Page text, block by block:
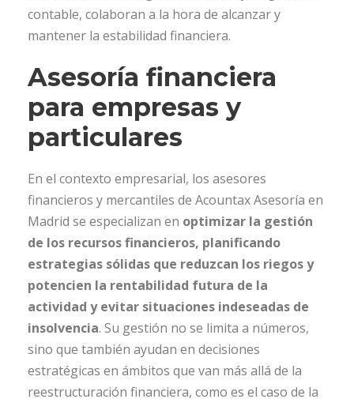
contable, colaboran a la hora de alcanzar y
mantener la estabilidad financiera.
Asesoría financiera
para empresas y
particulares
En el contexto empresarial, los asesores
financieros y mercantiles de Acountax Asesoría en
Madrid se especializan en optimizar la gestión
de los recursos financieros, planificando
estrategias sólidas que reduzcan los riegos y
potencien la rentabilidad futura de la
actividad y evitar situaciones indeseadas de
insolvencia. Su gestión no se limita a números,
sino que también ayudan en decisiones
estratégicas en ámbitos que van más allá de la
reestructuración financiera, como es el caso de la